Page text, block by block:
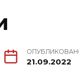
21.09.2022